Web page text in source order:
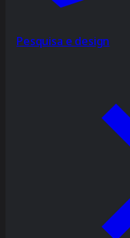
Pesquisa e design